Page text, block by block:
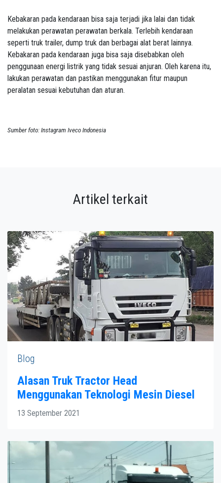
Kebakaran pada kendaraan bisa saja terjadi jika lalai dan tidak
melakukan perawatan perawatan berkala. Terlebih kendaraan
seperti truk trailer, dump truk dan berbagai alat berat lainnya.
Kebakaran pada kendaraan juga bisa saja disebabkan oleh
penggunaan energi listrik yang tidak sesuai anjuran. Oleh karena itu,
lakukan perawatan dan pastikan menggunakan fitur maupun
peralatan sesuai kebutuhan dan aturan.
Sumber foto: Instagram Iveco Indonesia
Artikel terkait
Blog
Alasan Truk Tractor Head
Menggunakan Teknologi Mesin Diesel
13 September 2021